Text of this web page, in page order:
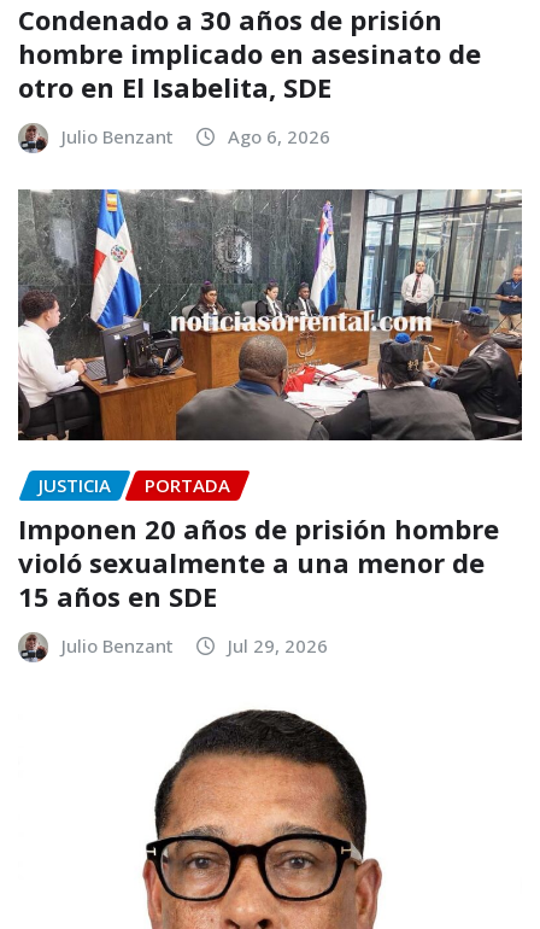
Condenado a 30 años de prisión
hombre implicado en asesinato de
otro en El Isabelita, SDE
Julio Benzant Ago 6, 2026
JUSTICIA PORTADA
Imponen 20 años de prisión hombre
violó sexualmente a una menor de
15 años en SDE
Julio Benzant Jul 29, 2026